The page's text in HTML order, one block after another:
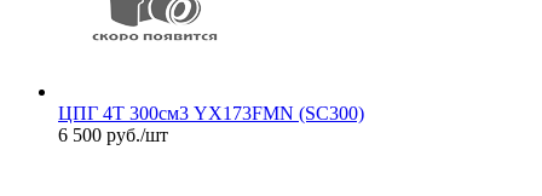
ЦПГ 4Т 300см3 YX173FMN (SC300)
6 500 руб./шт